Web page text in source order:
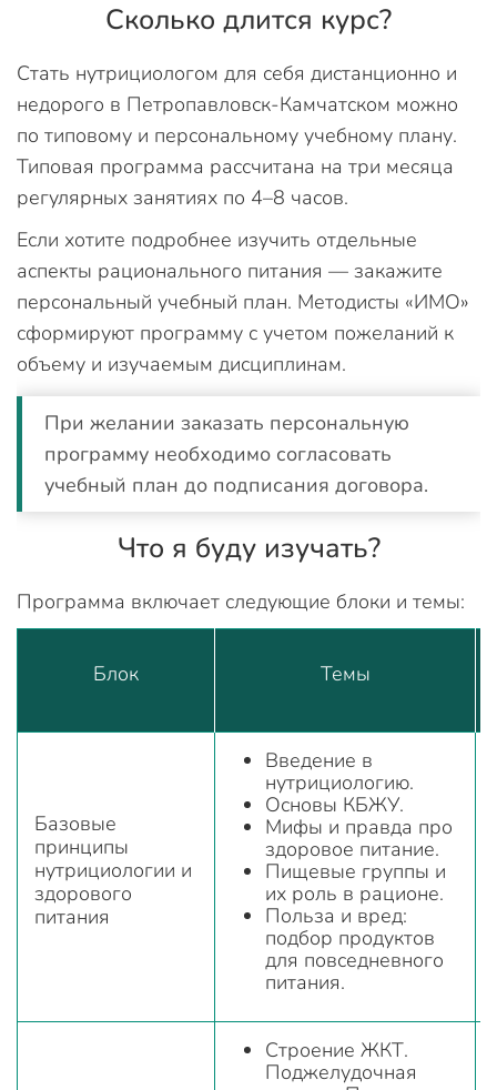
Сколько длится курс?
Стать нутрициологом для себя дистанционно и
недорого в Петропавловск-Камчатском можно
по типовому и персональному учебному плану.
Типовая программа рассчитана на три месяца
регулярных занятиях по 4–8 часов.
Если хотите подробнее изучить отдельные
аспекты рационального питания — закажите
персональный учебный план. Методисты «ИМО»
сформируют программу с учетом пожеланий к
объему и изучаемым дисциплинам.
При желании заказать персональную
программу необходимо согласовать
учебный план до подписания договора.
Что я буду изучать?
Программа включает следующие блоки и темы:
Блок Темы
Базовые
принципы
нутрициологии и
здорового
питания
Введение в
нутрициологию.
Основы КБЖУ.
Мифы и правда про
здоровое питание.
Пищевые группы и
их роль в рационе.
Польза и вред:
подбор продуктов
для повседневного
питания.
Строение ЖКТ.
Поджелудочная